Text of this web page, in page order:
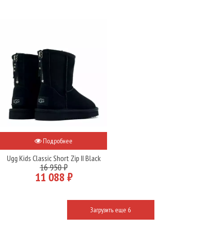
Подробнее
Ugg Kids Classic Short Zip II Black
16 950 ₽
11 088 ₽
Загрузить еще 6